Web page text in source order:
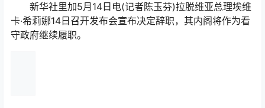
新华社里加5月14日电(记者陈玉芬)拉脱维亚总理埃维
卡·希莉娜14日召开发布会宣布决定辞职，其内阁将作为看
守政府继续履职。